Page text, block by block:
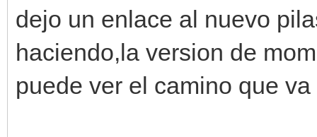
dejo un enlace al nuevo
haciendo,la version de
puede ver el camino que